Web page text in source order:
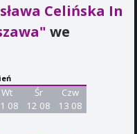
Celińska In
we
Wt
08
Śr
12 08
Czw
13 08